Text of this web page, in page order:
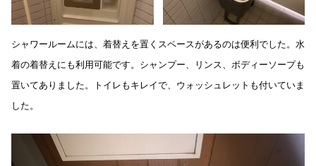
シャワールームには、着替えを置くスペースがあるのは便利でした。水
着の着替えにも利用可能です。シャンプー、リンス、ボディーソープも
置いてありました。トイレもキレイで、ウォッシュレットも付いていま
した。